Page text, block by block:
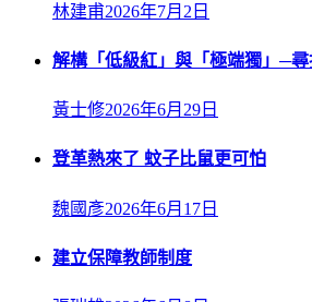
林建甫2026年7月2日
解構「低級紅」與「極端獨」─
黃士修2026年6月29日
登革熱來了 蚊子比鼠更可怕
魏國彥2026年6月17日
建立保障教師制度